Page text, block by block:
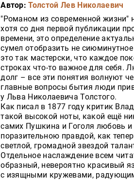
Автор:Толстой Лев Николаевич
"Романом из современной жизни"
хотя со дня первой публикации
времени, это определение
сумел отобразить не
это так мастерски, что каждое
строках что-то важное для себя.
долг – все эти понятия волнуют
главные вопросы бытия люди
у Льва Николаевича Толстого.
Как писал в 1877 году критик
такой высокой ноты, какой ещё
самих Пушкина и Гоголя любовь
поразительною правдой, как
светлой, громадной звездой
Отдельное наслаждение всем
образный, невероятно красивый
с изящными кружевами,